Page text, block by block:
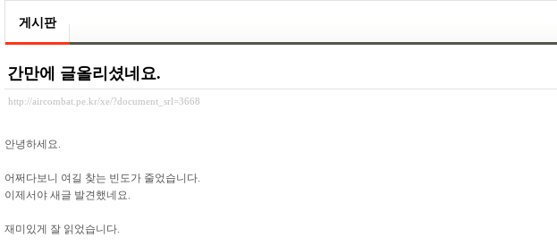
게시판
간만에 글올리셨네요.
http://aircombat.pe.kr/xe/?document_srl=3668
안녕하세요.
어쩌다보니 여길 찾는 빈도가 줄었습니다.
이제서야 새글 발견했네요.
재미있게 잘 읽었습니다.